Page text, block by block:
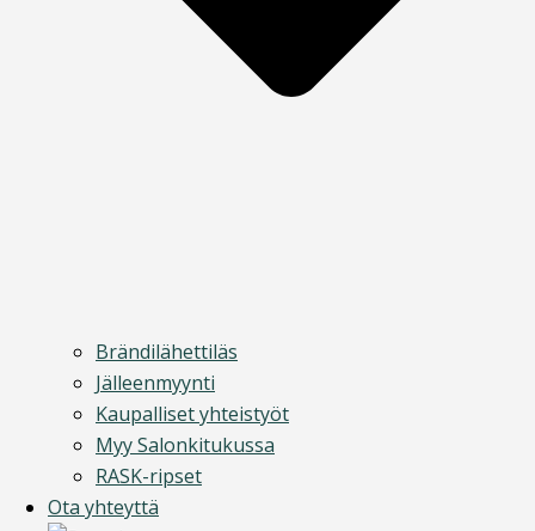
Brändilähettiläs
Jälleenmyynti
Kaupalliset yhteistyöt
Myy Salonkitukussa
RASK-ripset
Ota yhteyttä